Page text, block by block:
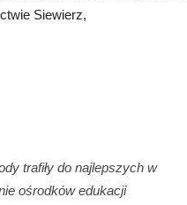
Siewierz,
trafiły do najlepszych w
ośrodków edukacji